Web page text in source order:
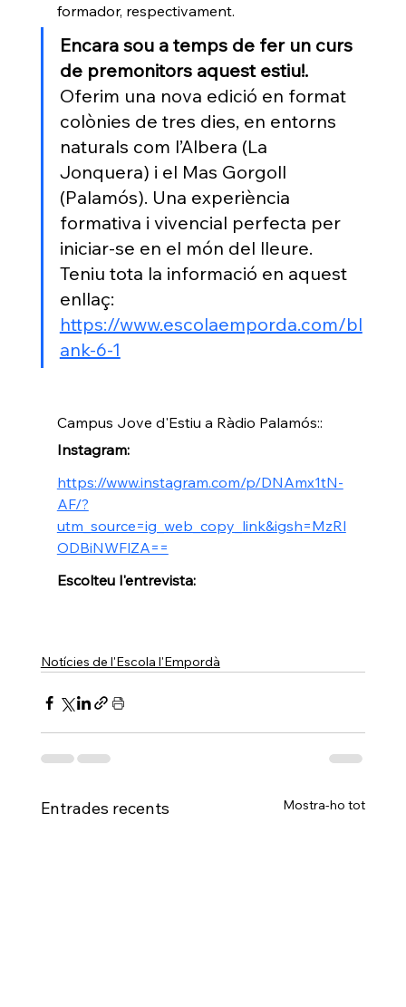
formador, respectivament.
Encara sou a temps de fer un curs
de premonitors aquest estiu!.
Oferim una nova edició en format
colònies de tres dies, en entorns
naturals com l’Albera (La
Jonquera) i el Mas Gorgoll
(Palamós). Una experiència
formativa i vivencial perfecta per
iniciar-se en el món del lleure.
Teniu tota la informació en aquest
enllaç:
https://www.escolaemporda.com/bl
ank-6-1
Campus Jove d'Estiu a Ràdio Palamós::
Instagram:
https://www.instagram.com/p/DNAmx1tN-
AF/?
utm_source=ig_web_copy_link&igsh=MzRl
ODBiNWFlZA==
Escolteu l'entrevista:
Notícies de l'Escola l'Empordà
Entrades recents Mostra-ho tot